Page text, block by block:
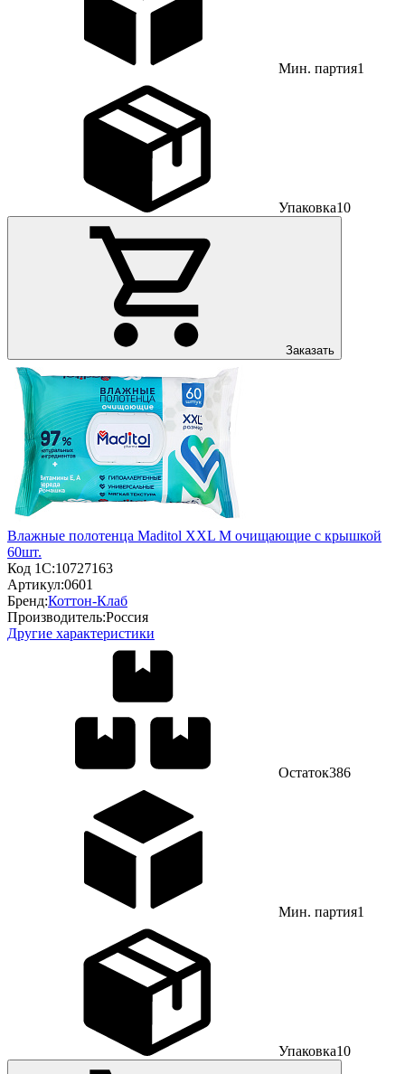
Мин. партия1
Упаковка10
Заказать
Влажные полотенца Maditol XXL М очищающие с крышкой
60шт.
Код 1С:10727163
Артикул:0601
Бренд:Коттон-Клаб
Производитель:Россия
Другие характеристики
Остаток386
Мин. партия1
Упаковка10